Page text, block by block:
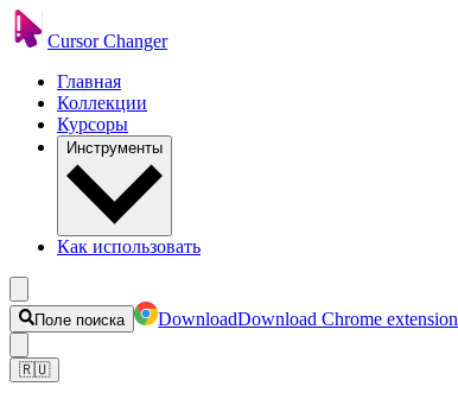
Cursor Changer
Главная
Коллекции
Курсоры
Инструменты
Как использовать
Поле поиска DownloadDownload Chrome extension
🇷🇺